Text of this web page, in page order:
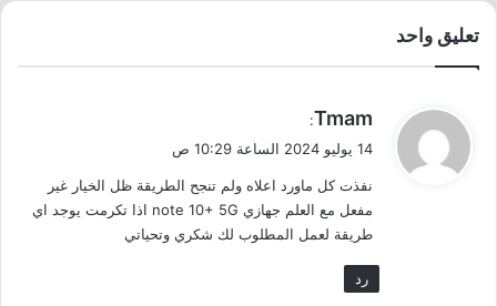
تعليق واحد
ي
ل
Tmam
:
14 يوليو 2024 الساعة 10:29 ص
نفذت كل ماورد اعلاه ولم تنجح الطريقة ظل الخيار غير
مفعل مع العلم جهازي note 10+ 5G اذا تكرمت يوجد اي
طريقة لعمل المطلوب لك شكري وتحياتي
رد